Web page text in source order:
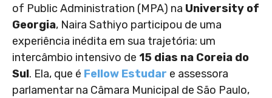
of Public Administration (MPA) na University of
Georgia, Naira Sathiyo participou de uma
experiência inédita em sua trajetória: um
intercâmbio intensivo de 15 dias na Coreia do
Sul. Ela, que é Fellow Estudar e assessora
parlamentar na Câmara Municipal de São Paulo,